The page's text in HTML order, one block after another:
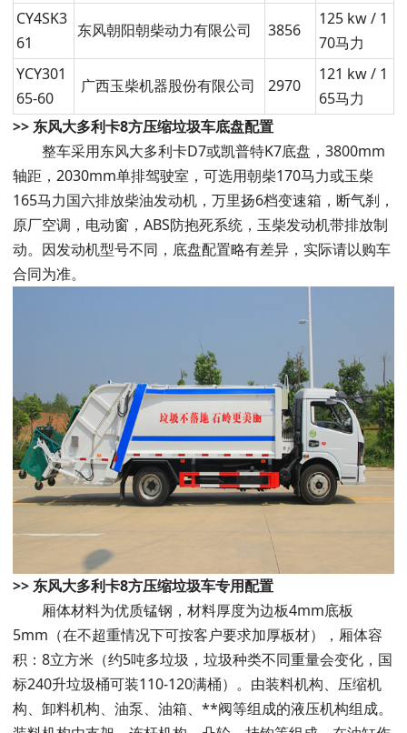
CY4SK3
61
东风朝阳朝柴动力有限公司 3856
125 kw / 1
70马力
YCY301
65-60
广西玉柴机器股份有限公司 2970
121 kw / 1
65马力
>> 东风大多利卡8方压缩垃圾车底盘配置
整车采用东风大多利卡D7或凯普特K7底盘，3800mm
轴距，2030mm单排驾驶室，可选用朝柴170马力或玉柴
165马力国六排放柴油发动机，万里扬6档变速箱，断气刹，
原厂空调，电动窗，ABS防抱死系统，玉柴发动机带排放制
动。因发动机型号不同，底盘配置略有差异，实际请以购车
合同为准。
>> 东风大多利卡8方压缩垃圾车专用配置
厢体材料为优质锰钢，材料厚度为边板4mm底板
5mm（在不超重情况下可按客户要求加厚板材），厢体容
积：8立方米（约5吨多垃圾，垃圾种类不同重量会变化，国
标240升垃圾桶可装110-120满桶）。由装料机构、压缩机
构、卸料机构、油泵、油箱、**阀等组成的液压机构组成。